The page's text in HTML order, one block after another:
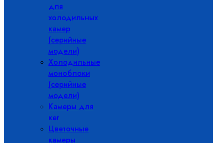
для
холодильных
камер
(серийные
модели)
Холодильные
моноблоки
(серийные
модели)
Камеры для
кег
Цветочные
камеры